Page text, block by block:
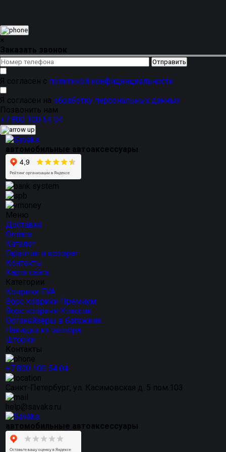
×
Заказать звонок
Я согласен с политикой конфиденциальности
Я согласен на обработку персональных данных
Позвонить нам
+7 800 100 54 04
автомобильные автоаксессуары
Меню
Доставка
Оплата
Каталог
Гарантии и возврат
Контакты
Карта сайта
Категории
Коврики EVA
Ворс коврики Премиум
Ворс коврики Классик
Органайзеры в багажник
Накидки из велюра
Шторки
Контакты
+7 800 100 54 04
Санкт-Петербург, ул. Касимовская д. 5 пом.103
help@savaks.ru
автомобильные автоаксессуары